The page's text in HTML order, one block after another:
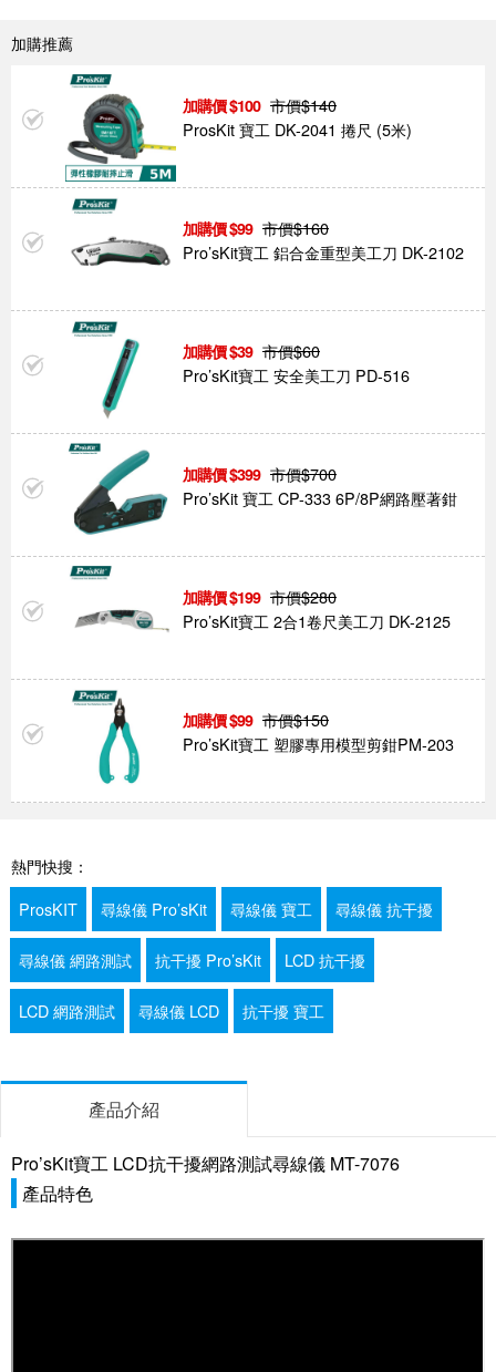
加購推薦
100 市價$140
ProsKit 寶工 DK-2041 捲尺 (5米)
99 市價$160
Pro’sKit寶工 鋁合金重型美工刀 DK-2102
39 市價$60
Pro’sKit寶工 安全美工刀 PD-516
399 市價$700
Pro’sKit 寶工 CP-333 6P/8P網路壓著鉗
199 市價$280
Pro’sKit寶工 2合1卷尺美工刀 DK-2125
99 市價$150
Pro’sKit寶工 塑膠專用模型剪鉗PM-203
熱門快搜：
ProsKIT
尋線儀 Pro’sKit 尋線儀 寶工 尋線儀 抗干擾
尋線儀 網路測試 抗干擾 Pro’sKit LCD 抗干擾
LCD 網路測試 尋線儀 LCD 抗干擾 寶工
產品介紹
Pro’sKit寶工 LCD抗干擾網路測試尋線儀 MT-7076
產品特色